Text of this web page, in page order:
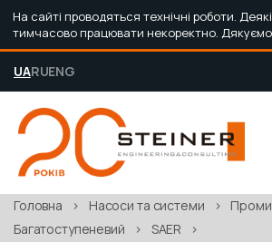
На сайті проводяться технічні роботи.
тимчасово працювати некоректно. Дякуємо
UARUENG
Головна > Насоси та системи >
Багатоступеневий
> SAER
>